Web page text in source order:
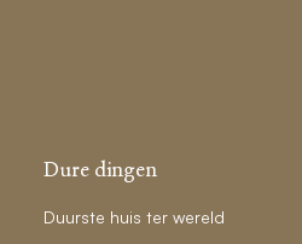
Dure dingen
Duurste huis ter wereld